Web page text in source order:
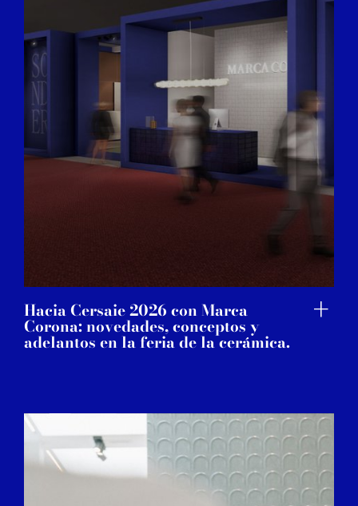
Hacia Cersaie 2026 con Marca
Corona: novedades, conceptos y
adelantos en la feria de la cerámica.